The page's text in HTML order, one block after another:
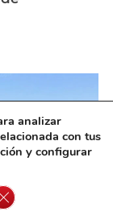
analizar
con tus
y configurar
Cerrar el banner de